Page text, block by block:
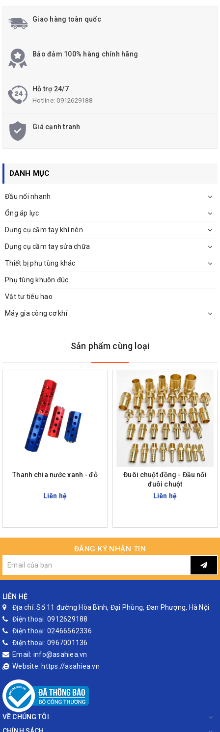
Giao hàng toàn quốc
Bảo đảm 100% hàng chính hãng
Hỗ trợ 24/7
Hotline:0912629188
Giá cạnh tranh
DANH MỤC
Đầu nối nhanh
Ống áp lực
Dụng cụ cầm tay khí nén
Dụng cụ cầm tay sửa chữa
Thiết bị phụ tùng khác
Phụ tùng khuôn đúc
Vật tư tiêu hao
Máy gia công cơ khí
Sản phẩm cùng loại
Thanh chia nước xanh - đỏ
Liên hệ
Đuôi chuột đồng - Đầu nối
đuôi chuột
Liên hệ
ĐĂNG KÝ NHẬN TIN
LIÊN HỆ
Địa chỉ: Số 11 đường Hòa Bình, Đại Phùng, Đan Phượng, Hà Nội
Điện thoại: 0912629188
Điện thoại: 02466562336
Điện thoại: 0967001136
Email: info@asahiea.vn
Website: https://asahiea.vn
VỀ CHÚNG TÔI